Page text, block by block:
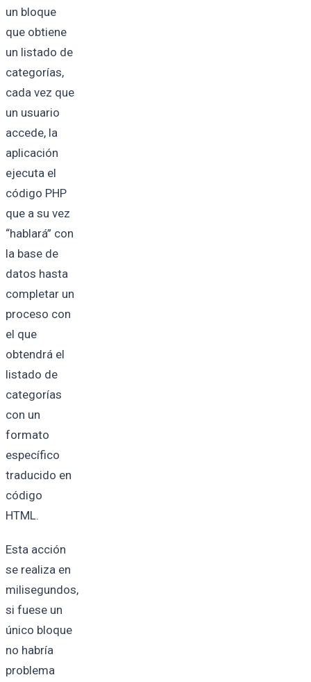
un bloque
que obtiene
un listado de
categorías,
cada vez que
un usuario
accede, la
aplicación
ejecuta el
código PHP
que a su vez
“hablará” con
la base de
datos hasta
completar un
proceso con
el que
obtendrá el
listado de
categorías
con un
formato
específico
traducido en
código
HTML.
Esta acción
se realiza en
milisegundos,
si fuese un
único bloque
no habría
problema